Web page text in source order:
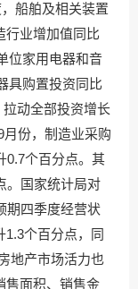
船舶及相关装置
行业增加值同比
位家用电器和音
具购置投资同比
动全部投资增长
份，制造业采购
0.7个百分点。其
。国家统计局对
期四季度经营状
1.3个百分点，同
地产市场活力也
售面积、销售金